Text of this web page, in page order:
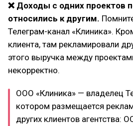
❌ Доходы с одних проектов
относились к другим.
Телеграм-канал «Клиника».
клиента, там рекламировали
этого выручка между
некорректно.
ООО «Клиника» — владелец
котором размещается
других клиентов агентства: